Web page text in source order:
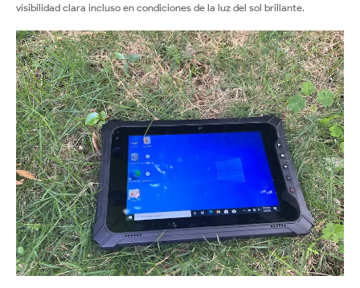
visibilidad clara incluso en condiciones de la luz del sol brillante.